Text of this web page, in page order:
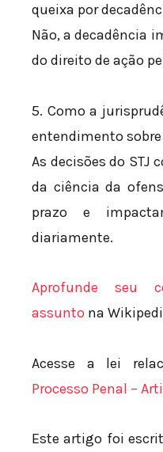
queixa por
Não, a decadência
do direito de ação
5. Como a
entendimento
As decisões do STJ
da ciência da
prazo e
diariamente.
Aprofunde seu
assunto na
Acesse a lei
Processo Penal –
Este artigo foi